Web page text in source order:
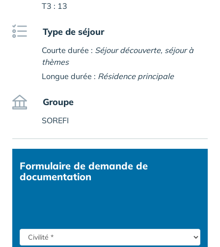
T3 : 13
Type de séjour
Courte durée : Séjour découverte, séjour à
thèmes
Longue durée : Résidence principale
Groupe
SOREFI
Formulaire de demande de
documentation